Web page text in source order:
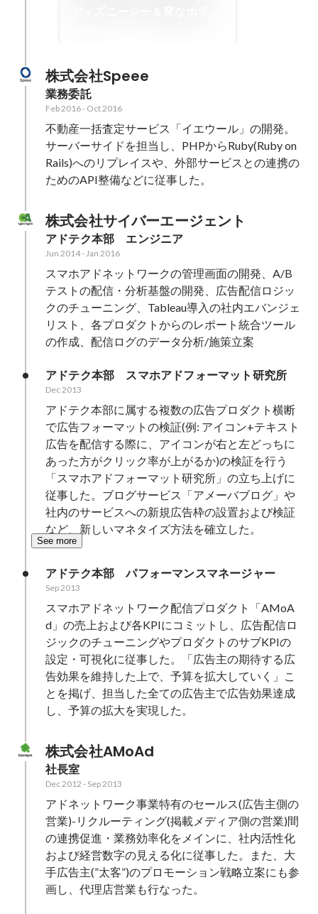
株式会社Speee
業務委託
Feb 2016- Oct 2016
不動産一括査定サービス「イエウール」の開発。
サーバーサイドを担当し、PHPからRuby(Ruby on
Rails)へのリプレイスや、外部サービスとの連携の
ためのAPI整備などに従事した。
株式会社サイバーエージェント
アドテク本部　エンジニア
Jun 2014-Jan 2016
スマホアドネットワークの管理画面の開発、A/B
テストの配信・分析基盤の開発、広告配信ロジッ
クのチューニング、Tableau導入の社内エバンジェ
リスト、各プロダクトからのレポート統合ツール
の作成、配信ログのデータ分析/施策立案
アドテク本部　スマホアドフォーマット研究所
Dec 2013
アドテク本部に属する複数の広告プロダクト横断
で広告フォーマットの検証(例: アイコン+テキスト
広告を配信する際に、アイコンが右と左どっちに
あった方がクリック率が上がるか)の検証を行う
「スマホアドフォーマット研究所」の立ち上げに
従事した。ブログサービス「アメーバブログ」や
社内のサービスへの新規広告枠の設置および検証
など、新しいマネタイズ方法を確立した。
See more
アドテク本部　パフォーマンスマネージャー
Sep 2013
スマホアドネットワーク配信プロダクト「AMoA
d」の売上および各KPIにコミットし、広告配信ロ
ジックのチューニングやプロダクトのサブKPIの
設定・可視化に従事した。「広告主の期待する広
告効果を維持した上で、予算を拡大していく」こ
とを掲げ、担当した全ての広告主で広告効果達成
し、予算の拡大を実現した。
株式会社AMoAd
社長室
Dec 2012 - Sep 2013
アドネットワーク事業特有のセールス(広告主側の
営業)-リクルーティング(掲載メディア側の営業)間
の連携促進・業務効率化をメインに、社内活性化
および経営数字の見える化に従事した。また、大
手広告主(”太客”)のプロモーション戦略立案にも参
画し、代理店営業も行なった。